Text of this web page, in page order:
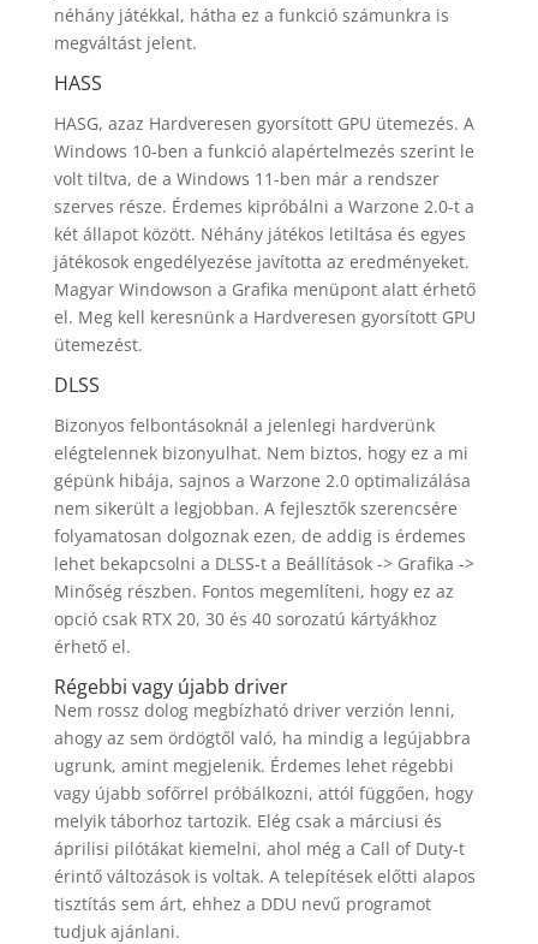
néhány játékkal, hátha ez a funkció számunkra is
megváltást jelent.
HASS
HASG, azaz Hardveresen gyorsított GPU ütemezés. A
Windows 10-ben a funkció alapértelmezés szerint le
volt tiltva, de a Windows 11-ben már a rendszer
szerves része. Érdemes kipróbálni a Warzone 2.0-t a
két állapot között. Néhány játékos letiltása és egyes
játékosok engedélyezése javította az eredményeket.
Magyar Windowson a Grafika menüpont alatt érhető
el. Meg kell keresnünk a Hardveresen gyorsított GPU
ütemezést.
DLSS
Bizonyos felbontásoknál a jelenlegi hardverünk
elégtelennek bizonyulhat. Nem biztos, hogy ez a mi
gépünk hibája, sajnos a Warzone 2.0 optimalizálása
nem sikerült a legjobban. A fejlesztők szerencsére
folyamatosan dolgoznak ezen, de addig is érdemes
lehet bekapcsolni a DLSS-t a Beállítások -> Grafika ->
Minőség részben. Fontos megemlíteni, hogy ez az
opció csak RTX 20, 30 és 40 sorozatú kártyákhoz
érhető el.
Régebbi vagy újabb driver
Nem rossz dolog megbízható driver verzión lenni,
ahogy az sem ördögtől való, ha mindig a legújabbra
ugrunk, amint megjelenik. Érdemes lehet régebbi
vagy újabb sofőrrel próbálkozni, attól függően, hogy
melyik táborhoz tartozik. Elég csak a márciusi és
áprilisi pilótákat kiemelni, ahol még a Call of Duty-t
érintő változások is voltak. A telepítések előtti alapos
tisztítás sem árt, ehhez a DDU nevű programot
tudjuk ajánlani.